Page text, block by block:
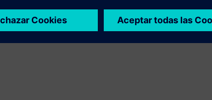
integrarlo, operarlo o mantenerlo